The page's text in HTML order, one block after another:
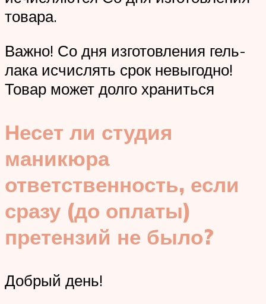
товара.
Важно! Со дня изготовления гель-
лака исчислять срок невыгодно!
Товар может долго храниться
Несет ли студия
маникюра
ответственность, если
сразу (до оплаты)
претензий не было?
Добрый день!